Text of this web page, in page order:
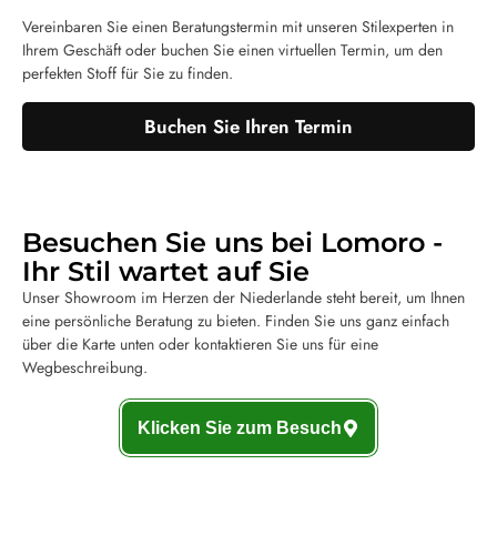
Vereinbaren Sie einen Beratungstermin mit unseren Stilexperten in
Ihrem Geschäft oder buchen Sie einen virtuellen Termin, um den
perfekten Stoff für Sie zu finden.
Buchen Sie Ihren Termin
Besuchen Sie uns bei Lomoro -
Ihr Stil wartet auf Sie
Unser Showroom im Herzen der Niederlande steht bereit, um Ihnen
eine persönliche Beratung zu bieten. Finden Sie uns ganz einfach
über die Karte unten oder kontaktieren Sie uns für eine
Wegbeschreibung.
Klicken Sie zum Besuch